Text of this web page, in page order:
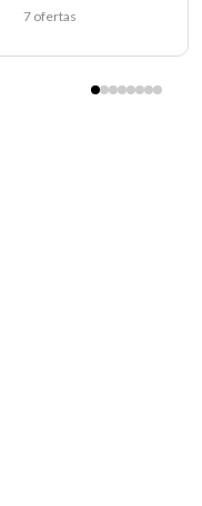
7 ofertas